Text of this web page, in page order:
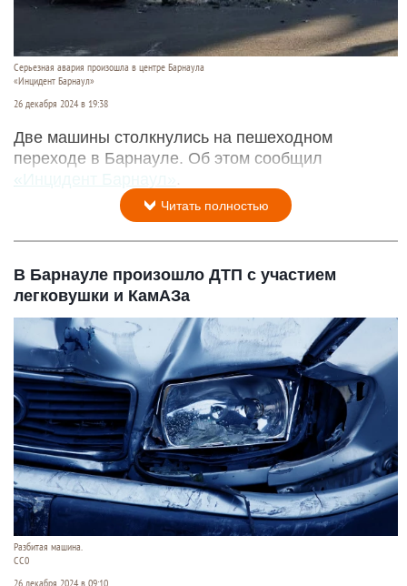
Серьезная авария произошла в центре Барнаула
«Инцидент Барнаул»
26 декабря 2024 в 19:38
Две машины столкнулись на пешеходном
переходе в Барнауле. Об этом сообщил
«Инцидент Барнаул»
Читать полностью
В Барнауле произошло ДТП с участием
легковушки и КамАЗа
Разбитая машина.
CC0
26 декабря 2024 в 09:10